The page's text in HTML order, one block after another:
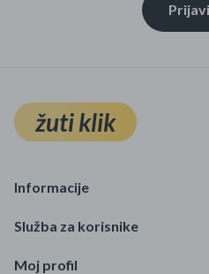
žuti klik
Informacije
Služba za korisnike
Moj profil